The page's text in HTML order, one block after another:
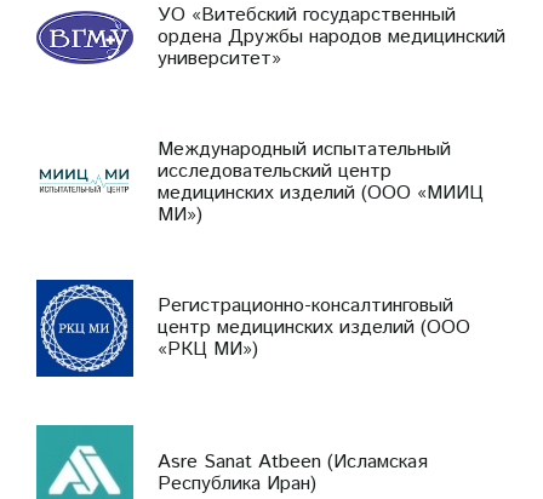
УО «Витебский государственный
ордена Дружбы народов медицинский
университет»
Международный испытательный
исследовательский центр
медицинских изделий (ООО «МИИЦ
МИ»)
Регистрационно-консалтинговый
центр медицинских изделий (ООО
«РКЦ МИ»)
Asre Sanat Atbeen (Исламская
Республика Иран)